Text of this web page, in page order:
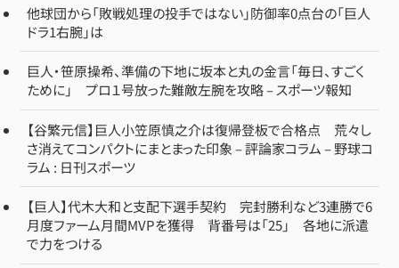
他球団から「敗戦処理の投手ではない」防御率0点台の「巨人
ドラ1右腕」は
巨人・笹原操希、準備の下地に坂本と丸の金言「毎日、すごく
ために」 プロ１号放った難敵左腕を攻略 – スポーツ報知
【谷繁元信】巨人小笠原慎之介は復帰登板で合格点 荒々し
さ消えてコンパクトにまとまった印象 – 評論家コラム – 野球コ
ラム : 日刊スポーツ
【巨人】代木大和と支配下選手契約 完封勝利など3連勝で6
月度ファーム月間MVPを獲得 背番号は「25」 各地に派遣
で力をつける